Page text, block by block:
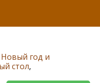
Новый год и
стол,